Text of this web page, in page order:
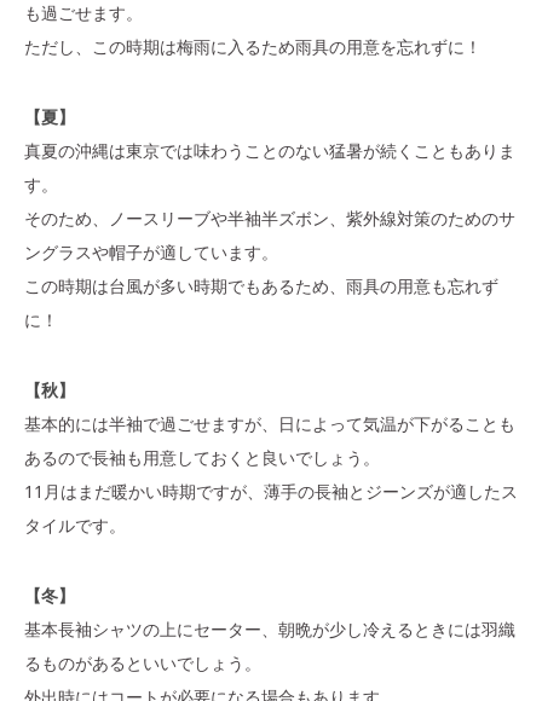
も過ごせます。
ただし、この時期は梅雨に入るため雨具の用意を忘れずに！
【夏】
真夏の沖縄は東京では味わうことのない猛暑が続くこともありま
す。
そのため、ノースリーブや半袖半ズボン、紫外線対策のためのサ
ングラスや帽子が適しています。
この時期は台風が多い時期でもあるため、雨具の用意も忘れず
に！
【秋】
基本的には半袖で過ごせますが、日によって気温が下がることも
あるので長袖も用意しておくと良いでしょう。
11月はまだ暖かい時期ですが、薄手の長袖とジーンズが適したス
タイルです。
【冬】
基本長袖シャツの上にセーター、朝晩が少し冷えるときには羽織
るものがあるといいでしょう。